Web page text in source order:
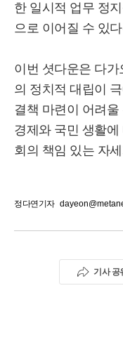
한 일시적 업무 정
으로 이어질 수 있
이번 셧다운은 다
의 정치적 대립이
결책 마련이 어려
경제와 국민 생활에
회의 책임 있는 자
정다연기자
기사 공